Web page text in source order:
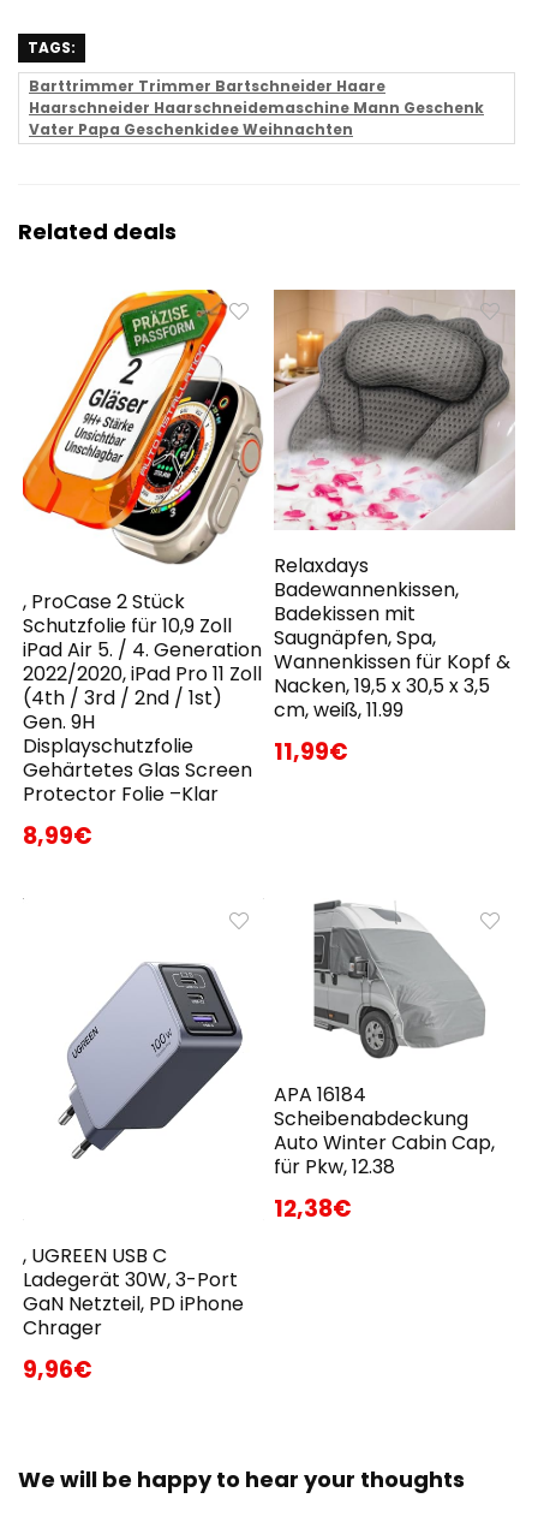
TAGS:
Barttrimmer Trimmer Bartschneider Haare
Haarschneider Haarschneidemaschine Mann Geschenk
Vater Papa Geschenkidee Weihnachten
Related deals
, ProCase 2 Stück
Schutzfolie für 10,9 Zoll
iPad Air 5. / 4. Generation
2022/2020, iPad Pro 11 Zoll
(4th / 3rd / 2nd / 1st)
Gen. 9H
Displayschutzfolie
Gehärtetes Glas Screen
Protector Folie –Klar
8,99€
Relaxdays
Badewannenkissen,
Badekissen mit
Saugnäpfen, Spa,
Wannenkissen für Kopf &
Nacken, 19,5 x 30,5 x 3,5
cm, weiß, 11.99
11,99€
, UGREEN USB C
Ladegerät 30W, 3-Port
GaN Netzteil, PD iPhone
Chrager
9,96€
APA 16184
Scheibenabdeckung
Auto Winter Cabin Cap,
für Pkw, 12.38
12,38€
We will be happy to hear your thoughts